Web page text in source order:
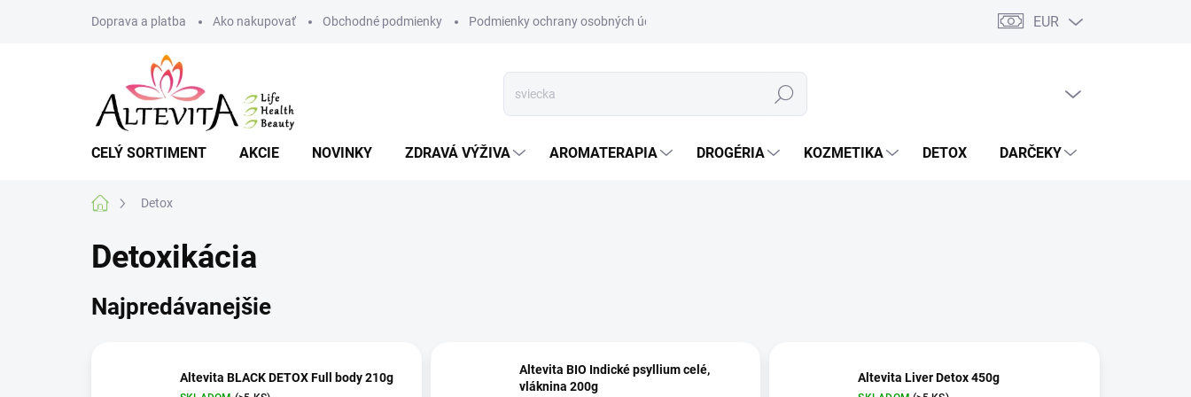
Doprava a platba Ako nakupovať Obchodné podmienky Podmienky ochrany osobných údajov EUR
Hľadať
CELÝ SORTIMENT AKCIE NOVINKY ZDRAVÁ VÝŽIVA AROMATERAPIA DROGÉRIA KOZMETIKA DETOX DARČEKY
DomovDetox
Detoxikácia
Najpredávanejšie
Altevita BLACK DETOX Full body 210g
Altevita BIO Indické psyllium celé,
vláknina 200g
Altevita Liver Detox 450g